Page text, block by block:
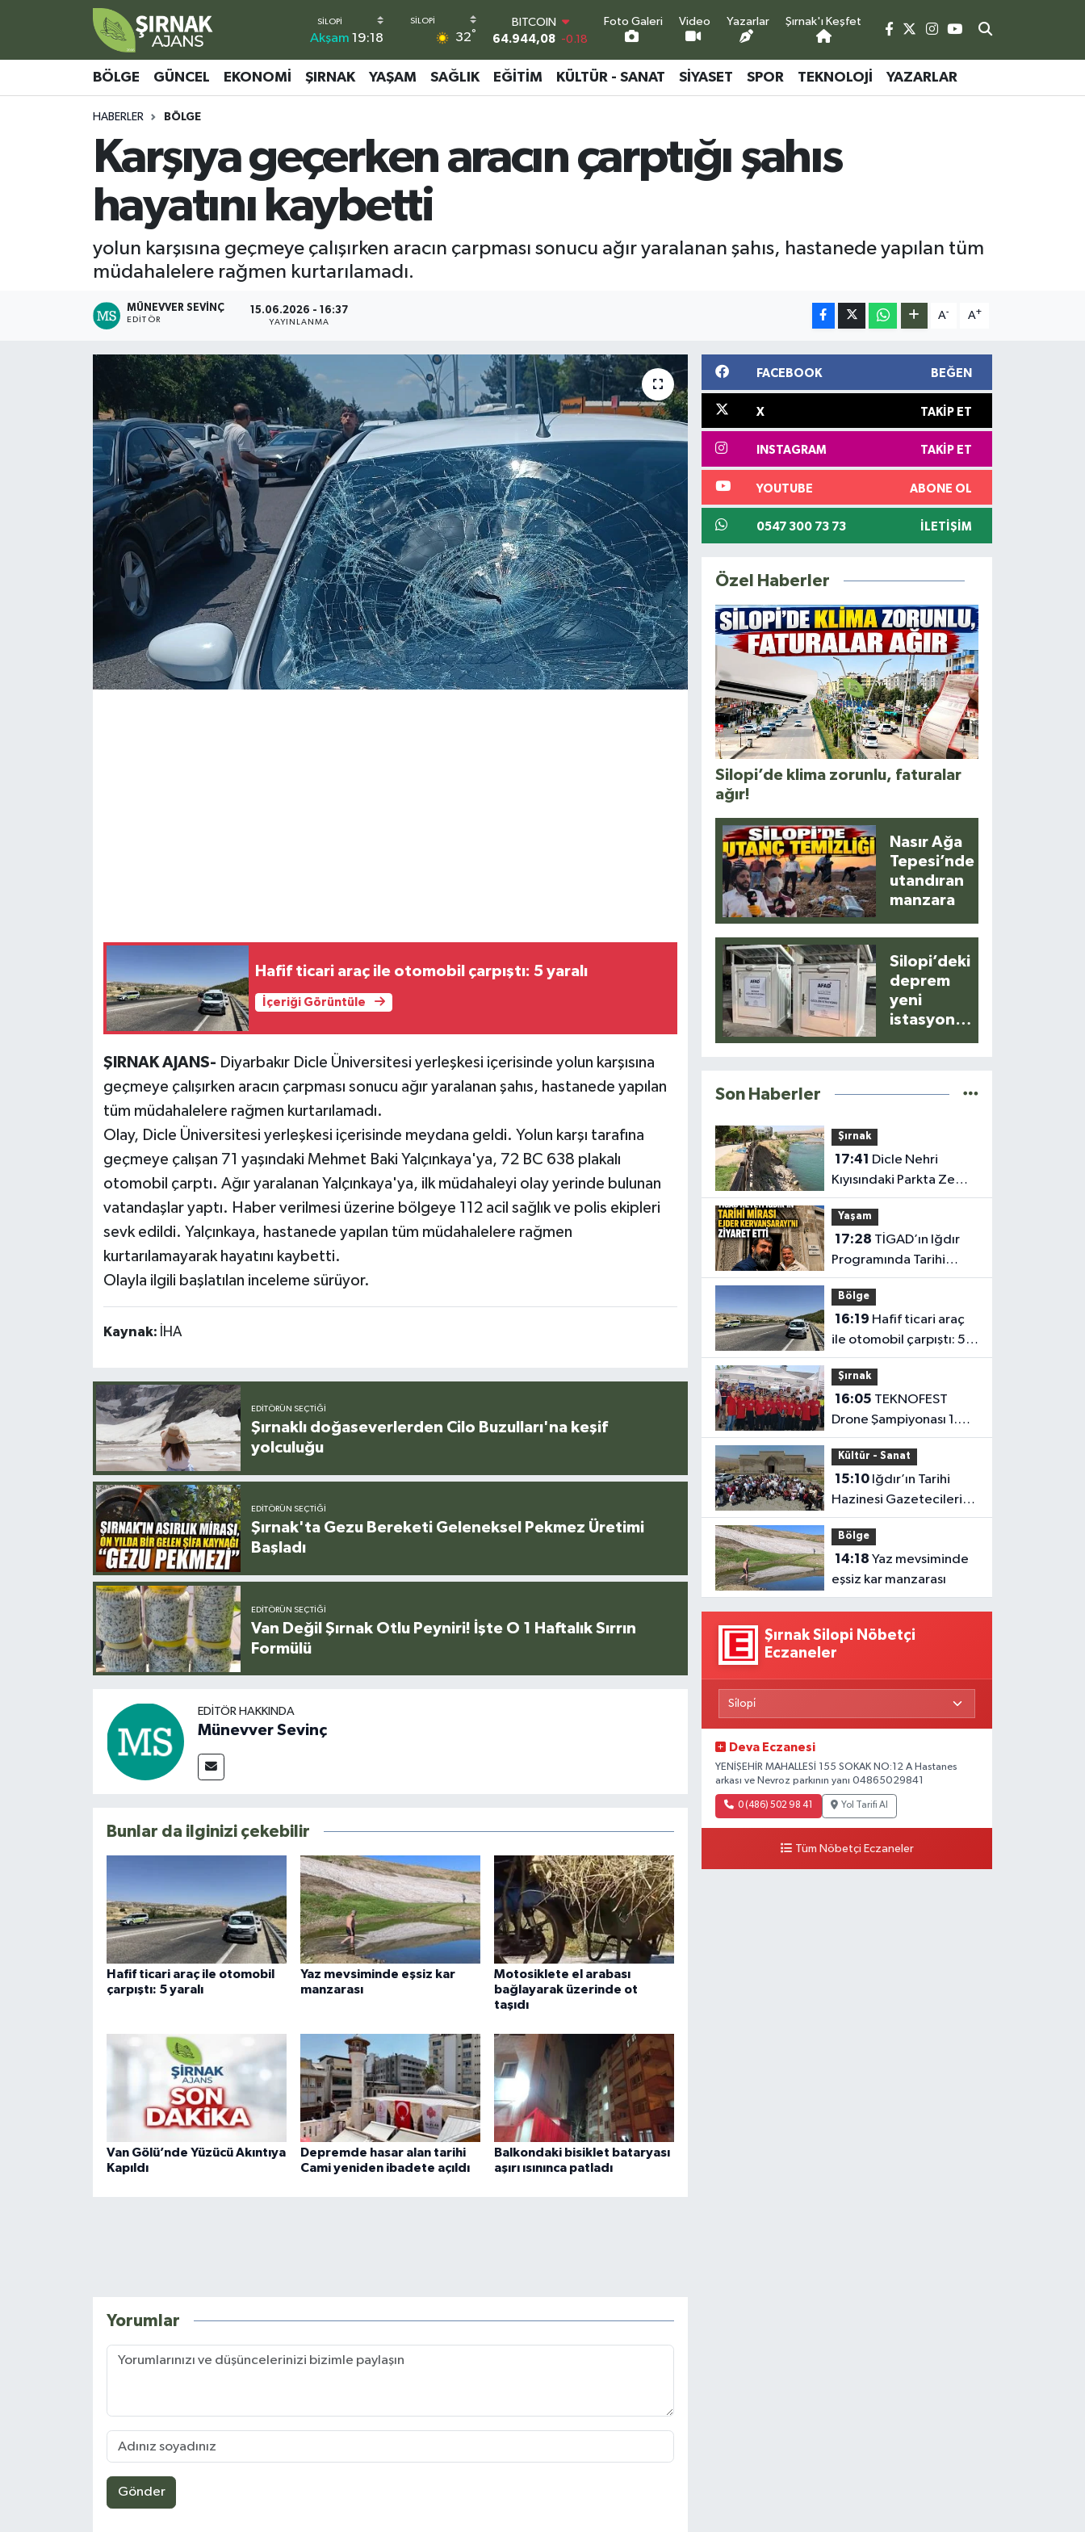
Akşam 19:18 32°
47,7436
55,2510
0.32
STERLİN
6660.55 0.03
BİST100
Foto Galeri Video Yazarlar Şırnak'ı Keşfet
BÖLGE GÜNCEL EKONOMI ŞIRNAK YAŞAM SAĞLIK EĞITIM KÜLTÜR - SANAT SIYASET SPOR TEKNOLOJI YAZARLAR
HABERLER BÖLGE
Karşıya geçerken aracın çarptığı şahıs
hayatını kaybetti
yolun karşısına geçmeye çalışırken aracın çarpması sonucu ağır yaralanan şahıs, hastanede yapılan tüm
müdahalelere rağmen kurtarılamadı.
MÜNEVVER SEVINÇ
EDITÖR
15.06.2026 - 16:37
YAYINLANMA
A- A+
Hafif ticari araç ile otomobil çarpıştı: 5 yaralı
İçeriği Görüntüle
ŞIRNAK AJANS- Diyarbakır Dicle Üniversitesi yerleşkesi içerisinde yolun karşısına
geçmeye çalışırken aracın çarpması sonucu ağır yaralanan şahıs, hastanede yapılan
tüm müdahalelere rağmen kurtarılamadı.
Olay, Dicle Üniversitesi yerleşkesi içerisinde meydana geldi. Yolun karşı tarafına
geçmeye çalışan 71 yaşındaki Mehmet Baki Yalçınkaya'ya, 72 BC 638 plakalı
otomobil çarptı. Ağır yaralanan Yalçınkaya'ya, ilk müdahaleyi olay yerinde bulunan
vatandaşlar yaptı. Haber verilmesi üzerine bölgeye 112 acil sağlık ve polis ekipleri
sevk edildi. Yalçınkaya, hastanede yapılan tüm müdahalelere rağmen
kurtarılamayarak hayatını kaybetti.
Olayla ilgili başlatılan inceleme sürüyor.
Kaynak: İHA
EDITÖRÜN SEÇTIĞI
Şırnaklı doğaseverlerden Cilo Buzulları'na keşif
yolculuğu
EDITÖRÜN SEÇTIĞI
Şırnak'ta Gezu Bereketi Geleneksel Pekmez Üretimi
Başladı
EDITÖRÜN SEÇTIĞI
Van Değil Şırnak Otlu Peyniri! İşte O 1 Haftalık Sırrın
Formülü
EDITÖR HAKKINDA
Münevver Sevinç
Bunlar da ilginizi çekebilir
Hafif ticari araç ile otomobil
çarpıştı: 5 yaralı
Yaz mevsiminde eşsiz kar
manzarası
Motosiklete el arabası
bağlayarak üzerinde ot
taşıdı
Van Gölü’nde Yüzücü Akıntıya
Kapıldı
Depremde hasar alan tarihi
Cami yeniden ibadete açıldı
Balkondaki bisiklet bataryası
aşırı ısınınca patladı
Yorumlar
Gönder
FACEBOOK BEĞEN
X TAKIP ET
INSTAGRAM TAKIP ET
YOUTUBE ABONE OL
0547 300 73 73 İLETIŞIM
Özel Haberler
Silopi’de klima zorunlu, faturalar
ağır!
Nasır Ağa
Tepesi’nde
utandıran
manzara
Silopi’deki
deprem
yeni
istasyonla
Son Haberler
Şırnak
17:41
Kıyısındaki Parkta Zemin
Çökmesi
Yaşam
17:28
Programında Tarihi
Ejder Kervansarayı
Ziyareti
Bölge
16:19
ile otomobil çarpıştı: 5
yaralı
Şırnak
16:05
Drone Şampiyonası 1.
Etabı Şırnak’ta Başladı
Kültür - Sanat
15:10Iğdır’ın Tarihi
Hazinesi Gazetecileri
Ağırladı
Bölge
14:18
eşsiz kar manzarası
Şırnak Silopi Nöbetçi
Eczaneler
Deva Eczanesi
YENİŞEHİR MAHALLESİ 155 SOKAK NO:12 A Hastanes
arkası ve Nevroz parkının yanı 04865029841
0 (486) 502 98 41 Yol Tarifi Al
Tüm Nöbetçi Eczaneler
Bölge
Ekonomi
Teknoloji
Yazarlar
Şırnak Nöbetçi Eczaneler
Şirnak Namaz Vakitleri
Şırnak Trafik Yoğunluk Haritası
Süper Lig Puan Durumu ve Fikstür
Tüm Manşetler
Son Dakika Haberleri